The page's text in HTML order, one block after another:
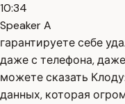
10:34
Speaker A
гарантируете себе
даже с телефона,
можете сказать
данных, которая